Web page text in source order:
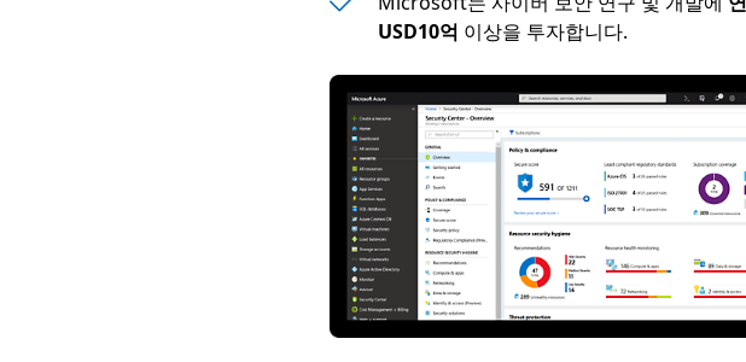
USD10억 이상을 투자합니다.